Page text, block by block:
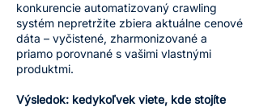
konkurencie automatizovaný crawling
systém nepretržite zbiera aktuálne cenové
dáta – vyčistené, zharmonizované a
priamo porovnané s vašimi vlastnými
produktmi.
Výsledok: kedykoľvek viete, kde stojíte